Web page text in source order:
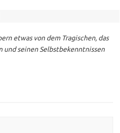
etwas von dem Tragischen, das
und seinen Selbstbekenntnissen